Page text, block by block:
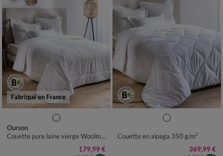
Fabriqué en France
Ourson
Couette pure laine vierge Woolmark® 300g/m²
179,99 €
Couette en alpaga 350 g/m²
369,99 €